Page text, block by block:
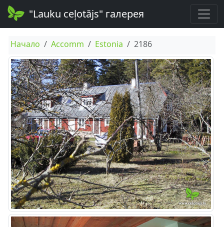
"Lauku ceļotājs" галерея
Начало Accomm Estonia 2186